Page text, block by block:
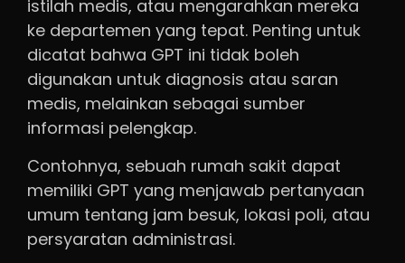
istilah medis, atau mengarahkan mereka
ke departemen yang tepat. Penting untuk
dicatat bahwa GPT ini tidak boleh
digunakan untuk diagnosis atau saran
medis, melainkan sebagai sumber
informasi pelengkap.
Contohnya, sebuah rumah sakit dapat
memiliki GPT yang menjawab pertanyaan
umum tentang jam besuk, lokasi poli, atau
persyaratan administrasi.